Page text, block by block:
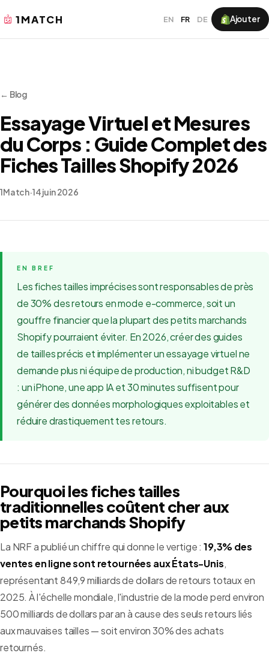
1MATCH EN FR DE Ajouter
← Blog
Essayage Virtuel et Mesures
du Corps : Guide Complet des
Fiches Tailles Shopify 2026
1Match·14 juin 2026
Les fiches tailles imprécises sont responsables de près
de 30% des retours en mode e-commerce, soit un
gouffre financier que la plupart des petits marchands
Shopify pourraient éviter. En 2026, créer des guides
de tailles précis et implémenter un essayage virtuel ne
demande plus ni équipe de production, ni budget R&D
: un iPhone, une app IA et 30 minutes suffisent pour
générer des données morphologiques exploitables et
réduire drastiquement tes retours.
Pourquoi les fiches tailles
traditionnelles coûtent cher aux
petits marchands Shopify
La NRF a publié un chiffre qui donne le vertige : 19,3% des
ventes en ligne sont retournées aux États-Unis,
représentant 849,9 milliards de dollars de retours totaux en
2025. À l'échelle mondiale, l'industrie de la mode perd environ
500 milliards de dollars par an à cause des seuls retours liés
aux mauvaises tailles — soit environ 30% des achats
retournés.